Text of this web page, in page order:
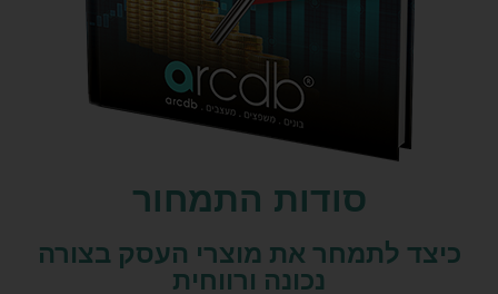
סודות התמחור
כיצד לתמחר את מוצרי העסק בצורה
נכונה ורווחית